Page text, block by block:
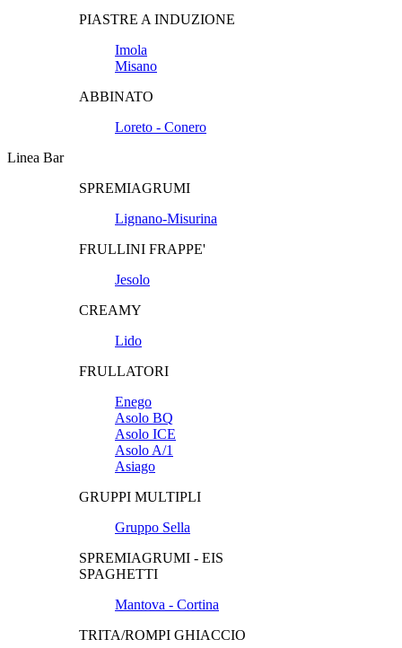
PIASTRE A INDUZIONE
Imola
Misano
ABBINATO
Loreto - Conero
Linea Bar
SPREMIAGRUMI
Lignano-Misurina
FRULLINI FRAPPE'
Jesolo
CREAMY
Lido
FRULLATORI
Enego
Asolo BQ
Asolo ICE
Asolo A/1
Asiago
GRUPPI MULTIPLI
Gruppo Sella
SPREMIAGRUMI - EIS
SPAGHETTI
Mantova - Cortina
TRITA/ROMPI GHIACCIO